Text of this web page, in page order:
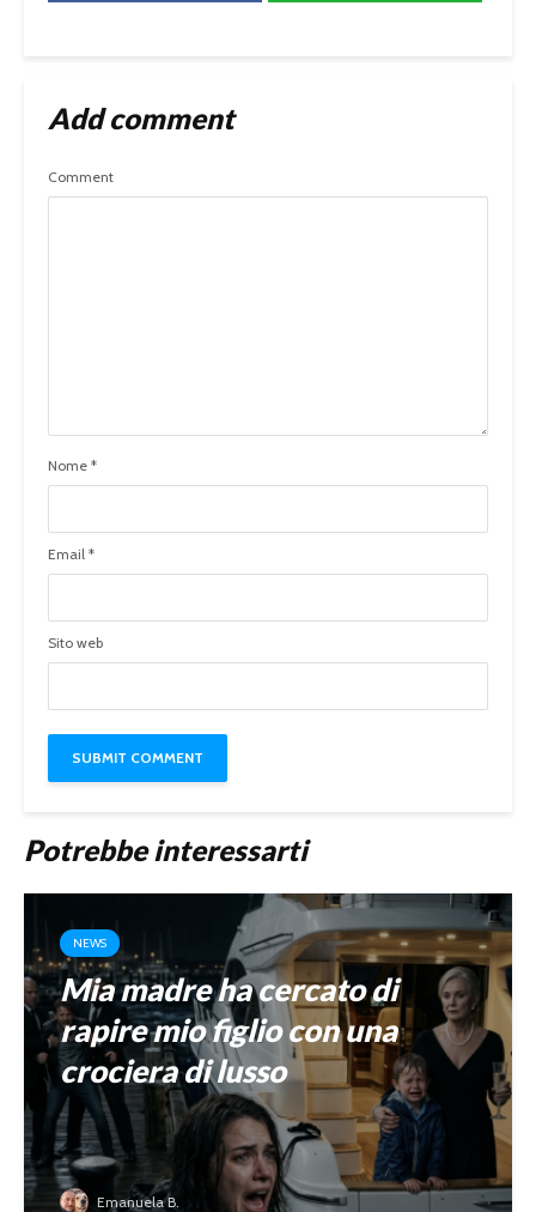
Add comment
Comment
Nome *
Email *
Sito web
Potrebbe interessarti
NEWS
Mia madre ha cercato di
rapire mio figlio con una
crociera di lusso
Emanuela B.